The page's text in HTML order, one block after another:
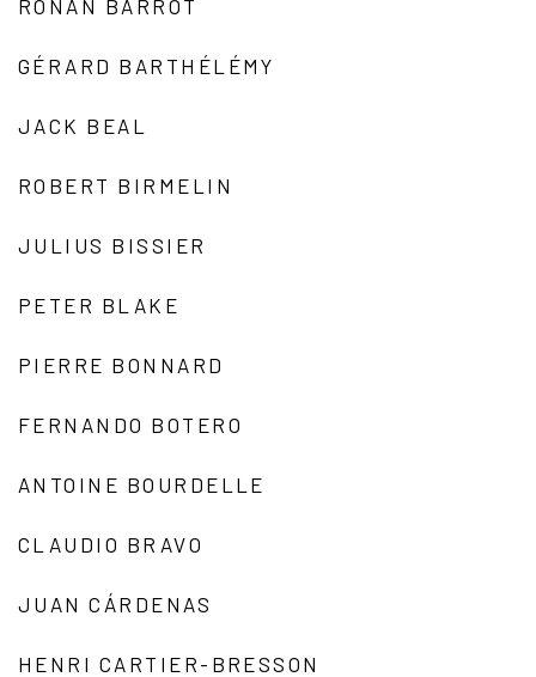
RONAN BARROT
GÉRARD BARTHÉLÉMY
JACK BEAL
ROBERT BIRMELIN
JULIUS BISSIER
PETER BLAKE
PIERRE BONNARD
FERNANDO BOTERO
ANTOINE BOURDELLE
CLAUDIO BRAVO
JUAN CÁRDENAS
HENRI CARTIER-BRESSON